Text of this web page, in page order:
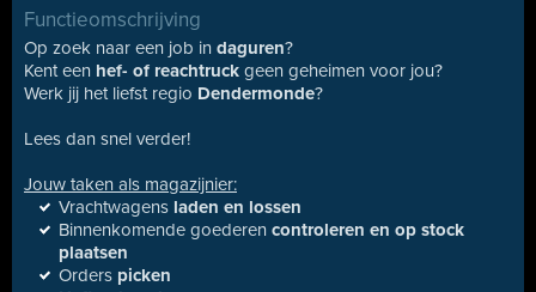
Functieomschrijving
Op zoek naar een job in daguren?
Kent een hef- of reachtruck geen geheimen voor jou?
Werk jij het liefst regio Dendermonde?
Lees dan snel verder!
Jouw taken als magazijnier:
Vrachtwagens laden en lossen
Binnenkomende goederen controleren en op stock
plaatsen
Orders picken